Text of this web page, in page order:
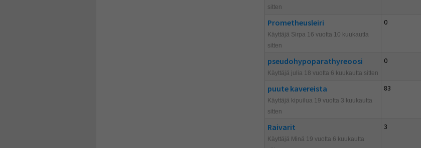
sitten
Prometheusleiri
Käyttäjä Sirpa 16 vuotta 10 kuukautta
sitten
0
pseudohypoparathyreoosi
Käyttäjä julia 18 vuotta 6 kuukautta sitten
0
puute kavereista
Käyttäjä kipuilua 19 vuotta 3 kuukautta
sitten
83
Raivarit
Käyttäjä Minä 19 vuotta 6 kuukautta
3